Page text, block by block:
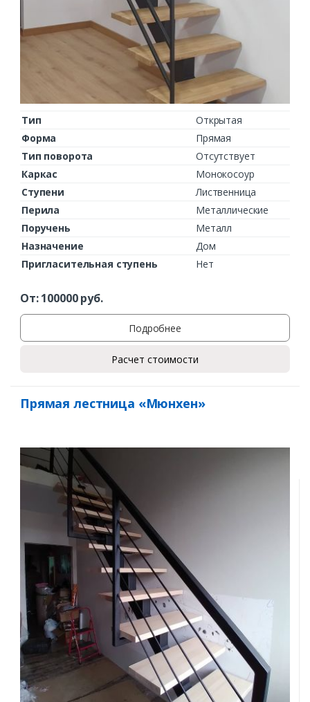
Заказать
Ваше имя*
Тип
Открытая
Форма
Прямая
Тип поворота
Отсутствует
Каркас
Монокосоур
Ступени
Лиственница
Перила
Металлические
Поручень
Металл
Назначение
Дом
Пригласительная ступень
Нет
От:100000руб.
Подробнее
Расчет стоимости
Прямая лестница «Мюнхен»